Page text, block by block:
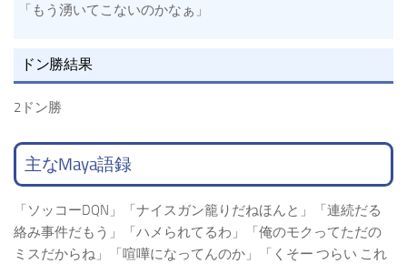
「もう湧いてこないのかなぁ」
ドン勝結果
2ドン勝
主なMaya語録
「ソッコーDQN」「ナイスガン籠りだねほんと」「連続だる
絡み事件だもう」「ハメられてるわ」「俺のモクってただの
ミスだからね」「喧嘩になってんのか」「くそー つらい これ